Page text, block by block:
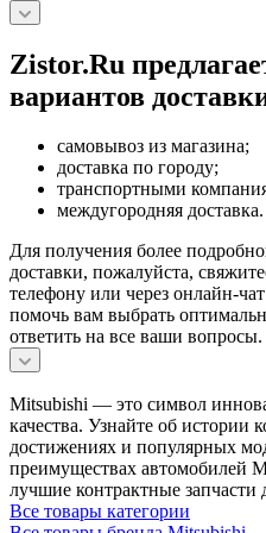
Zistor.Ru
вариантов
самовывоз из магазина;
доставка по городу;
транспортными
междугородняя доставка.
Для получения более
доставки, пожалуйста,
телефону или через онлайн-
помочь вам выбрать
ответить на все ваши вопросы.
Mitsubishi — это символ
качества. Узнайте об истории
достижениях и популярных
преимуществах автомобилей
лучшие контрактные запчасти
Все товары категории